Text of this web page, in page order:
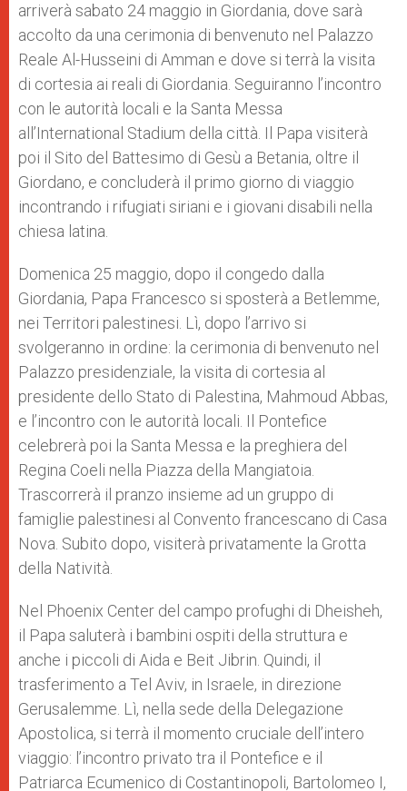
arriverà sabato 24 maggio in Giordania, dove sarà
accolto da una cerimonia di benvenuto nel Palazzo
Reale Al-Husseini di Amman e dove si terrà la visita
di cortesia ai reali di Giordania. Seguiranno l’incontro
con le autorità locali e la Santa Messa
all’International Stadium della città. Il Papa visiterà
poi il Sito del Battesimo di Gesù a Betania, oltre il
Giordano, e concluderà il primo giorno di viaggio
incontrando i rifugiati siriani e i giovani disabili nella
chiesa latina.
Domenica 25 maggio, dopo il congedo dalla
Giordania, Papa Francesco si sposterà a Betlemme,
nei Territori palestinesi. Lì, dopo l’arrivo si
svolgeranno in ordine: la cerimonia di benvenuto nel
Palazzo presidenziale, la visita di cortesia al
presidente dello Stato di Palestina, Mahmoud Abbas,
e l’incontro con le autorità locali. Il Pontefice
celebrerà poi la Santa Messa e la preghiera del
Regina Coeli nella Piazza della Mangiatoia.
Trascorrerà il pranzo insieme ad un gruppo di
famiglie palestinesi al Convento francescano di Casa
Nova. Subito dopo, visiterà privatamente la Grotta
della Natività.
Nel Phoenix Center del campo profughi di Dheisheh,
il Papa saluterà i bambini ospiti della struttura e
anche i piccoli di Aida e Beit Jibrin. Quindi, il
trasferimento a Tel Aviv, in Israele, in direzione
Gerusalemme. Lì, nella sede della Delegazione
Apostolica, si terrà il momento cruciale dell’intero
viaggio: l’incontro privato tra il Pontefice e il
Patriarca Ecumenico di Costantinopoli, Bartolomeo I,